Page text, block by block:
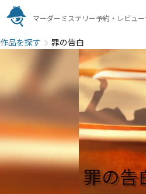
マーダーミステリー予約・レビュー
作品を探す 罪の告白